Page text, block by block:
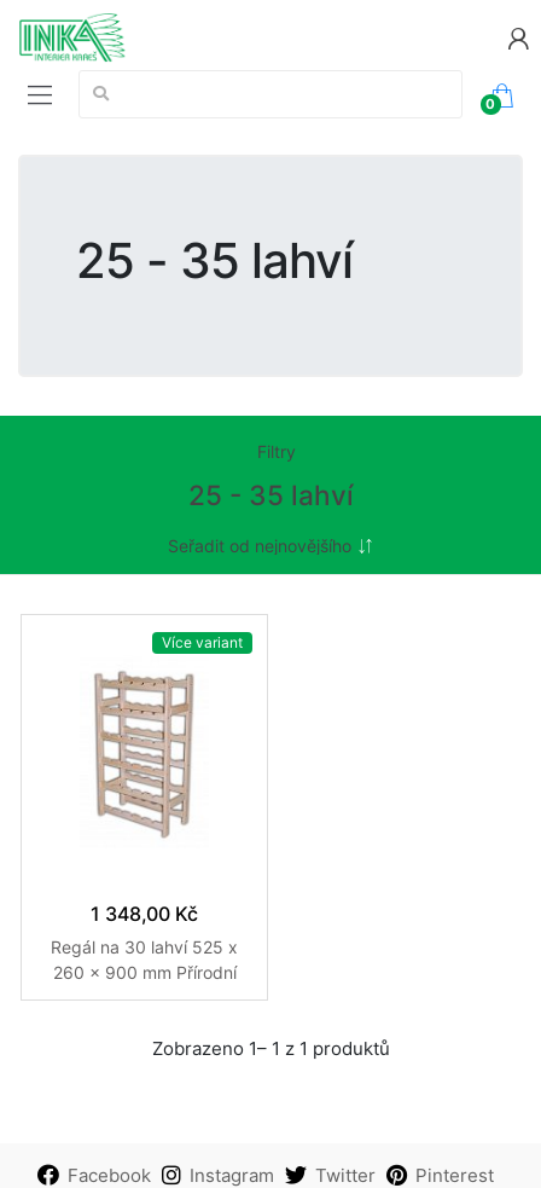
Vyhledávání:
0
25 - 35 lahví
Filtry
25 - 35 lahví
Více variant
1 348,00 Kč
Regál na 30 lahví 525 x
260 x 900 mm Přírodní
Zobrazeno 1– 1 z 1 produktů
Facebook Instagram Twitter Pinterest